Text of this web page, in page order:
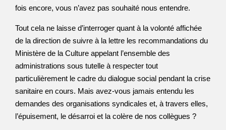
fois encore, vous n’avez pas souhaité nous entendre.
Tout cela ne laisse d’interroger quant à la volonté affichée
de la direction de suivre à la lettre les recommandations du
Ministère de la Culture appelant l’ensemble des
administrations sous tutelle à respecter tout
particulièrement le cadre du dialogue social pendant la crise
sanitaire en cours. Mais avez-vous jamais entendu les
demandes des organisations syndicales et, à travers elles,
l’épuisement, le désarroi et la colère de nos collègues ?